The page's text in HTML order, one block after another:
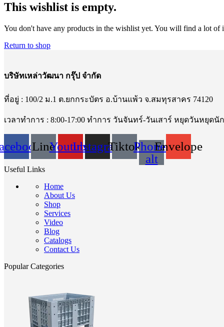
This wishlist is empty.
You don't have any products in the wishlist yet. You will find a lot of
Return to shop
บริษัทเหล่าวัฒนา กรุ๊ป จำกัด
ที่อยู่ : 100/2 ม.1 ต.ยกกระบัตร อ.บ้านแพ้ว จ.สมทุรสาคร 74120
เวลาทำการ : 8:00-17:00 ทำการ วันจันทร์-วันเสาร์ หยุดวันหยุด
LineYoutubeInstagramTiktokPhone-
alt
Envelope
Useful Links
Home
About Us
Shop
Services
Video
Blog
Catalogs
Contact Us
Popular Categories